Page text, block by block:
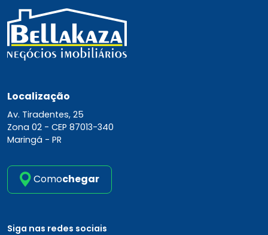
Localização
Av. Tiradentes, 25
Zona 02 - CEP 87013-340
Maringá - PR
Comochegar
Siga nas redes sociais